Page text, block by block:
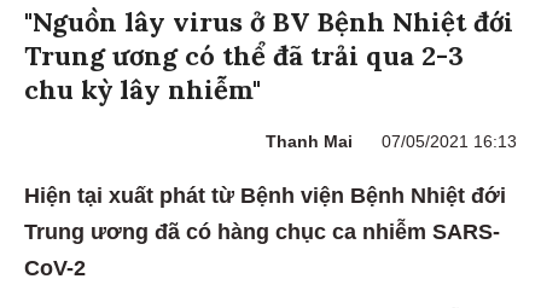
"Nguồn lây virus ở BV Bệnh Nhiệt đới
Trung ương có thể đã trải qua 2-3
chu kỳ lây nhiễm"
Thanh Mai 07/05/2021 16:13
Hiện tại xuất phát từ Bệnh viện Bệnh Nhiệt đới
Trung ương đã có hàng chục ca nhiễm SARS-
CoV-2